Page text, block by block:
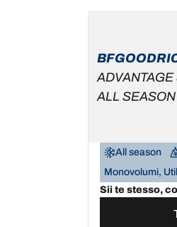
ADVANTAGE
ALL SEASON
All season
Monovolumi,
Sii te stesso,